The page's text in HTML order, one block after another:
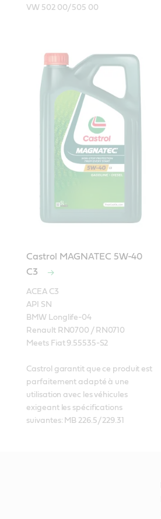
VW 502 00/ 505 00
Castrol MAGNATEC 5W-40
C3
ACEA C3
API SN
BMW Longlife-04
Renault RN0700 / RN0710
Meets Fiat 9.55535-S2
Castrol garantit que ce produit est
parfaitement adapté à une
utilisation avec les véhicules
exigeant les spécifications
suivantes: MB 226.5/ 229.31